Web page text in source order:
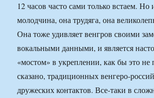
12 часов часто сами только встаем. Но
молодчина, она трудяга, она
Она тоже удивляет венгров своими
вокальными данными, и является
«мостом» в укреплении, как бы это
сказано, традиционных венгеро-
дружеских контактов. Все-таки в